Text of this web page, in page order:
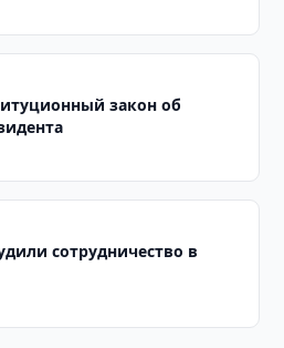
закон об
сотрудничество в